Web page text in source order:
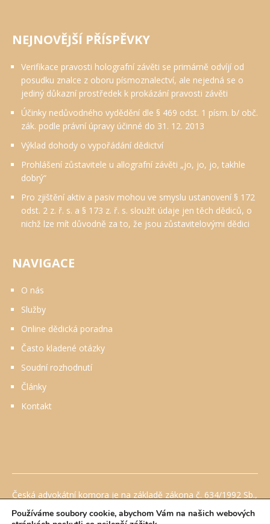
NEJNOVĚJŠÍ PŘÍSPĚVKY
Verifikace pravosti holografní závěti se primárně odvíjí od
posudku znalce z oboru písmoznalectví, ale nejedná se o
jediný důkazní prostředek k prokázání pravosti závěti
Účinky nedůvodného vydědění dle § 469 odst. 1 písm. b/ obč.
zák. podle právní úpravy účinné do 31. 12. 2013
Výklad dohody o vypořádání dědictví
Prohlášení zůstavitele u allografní závěti „jo, jo, jo, takhle
dobrý“
Pro zjištění aktiv a pasiv mohou ve smyslu ustanovení § 172
odst. 2 z. ř. s. a § 173 z. ř. s. sloužit údaje jen těch dědiců, o
nichž lze mít důvodně za to, že jsou zůstavitelovými dědici
NAVIGACE
O nás
Služby
Online dědická poradna
Často kladené otázky
Soudní rozhodnutí
Články
Kontakt
Česká advokátní komora je na základě zákona č. 634/1992 Sb.,
o ochraně spotřebitele, ve znění pozdějších předpisů
pověřena Ministerstvem průmyslu a obchodu mimosoudním
Používáme soubory cookie, abychom Vám na našich webových